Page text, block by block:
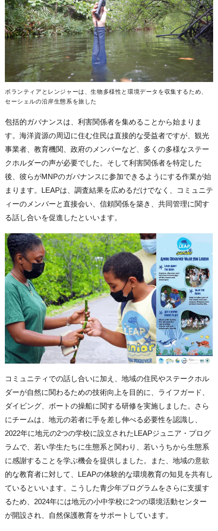
ボランティアとレンジャーは、生物多様性と環境データを収集するため、
セーシェルの沿岸生態系を旅した
包括的ガバナンスは、利害関係者を集めることから始まりま
す。海洋資源の周辺に住む住民は直接的な受益者ですが、観光
事業者、教育機関、政府のメンバーなど、多くの多様なステー
クホルダーの声が必要でした。そして利害関係者を特定した
後、彼らがMNPのガバナンスに参加できるようにする作業が始
まります。LEAPは、調査結果を広めるだけでなく、コミュニテ
ィーのメンバーと直接会い、信頼関係を築き、共同管理に関す
る話し合いを促進したといいます。
コミュニティでの話し合いに加え、地域の住民やステークホル
ダーが自然に関わるための技術向上を目的に、ライフガード、
ダイビング、ボートの操船に関する研修を実施しました。さら
にチームは、地元の若者に手を差し伸べる必要性を認識し、
2022年に地元の2つの学校に設立されたLEAPジュニア・プログ
ラムで、若い学生たちに生態系と関わり、若いうちから生態系
に感謝することを学ぶ機会を提供しました。また、地域の意欲
的な教育者に対して、LEAPの体験的な環境教育の知見を共有し
ているといいます。こうした青少年プログラムをさらに支援す
るため、2024年には地元の小中学校に2つの環境活動センター
が開設され、自然保護教育をサポートしています。